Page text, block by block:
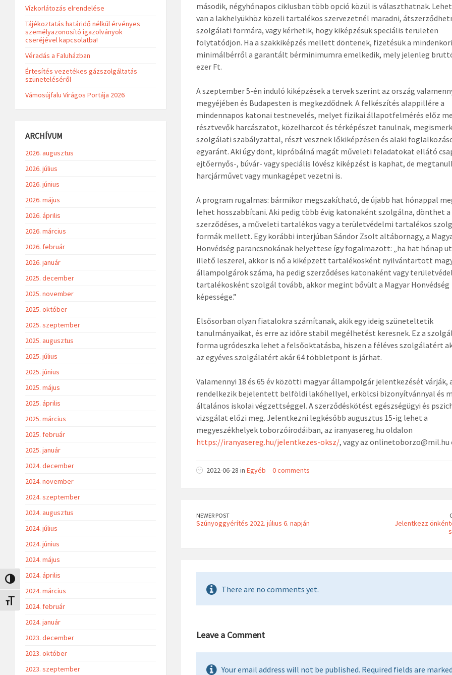
Nagy kontraszt váltása
Betűméret váltása
második, négyhónapos ciklusban több opció közül is választhatnak.
van a lakhelyükhöz közeli tartalékos szervezetnél maradni,
szolgálati formára, vagy kérhetik, hogy kiképzésük speciális területen
folytatódjon. Ha a szakkiképzés mellett döntenek, fizetésük a mindenkori
minimálbérről a garantált bérminimumra emelkedik, mely jelenleg
ezer Ft.
A szeptember 5-én induló kiképzések a tervek szerint az ország
megyéjében és Budapesten is megkezdődnek. A felkészítés alappillére a
mindennapos katonai testnevelés, melyet fizikai állapotfelmérés előz
résztvevők harcászatot, közelharcot és térképészet tanulnak,
szolgálati szabályzattal, részt vesznek lőkiképzésen és alaki
egyaránt. Aki úgy dönt, kipróbálná magát műveleti feladatokat ellátó
ejtőernyős-, búvár- vagy speciális lövész kiképzést is kaphat, de
harcjárművet vagy munkagépet vezetni is.
A program rugalmas: bármikor megszakítható, de újabb hat hónappal
lehet hosszabbítani. Aki pedig több évig katonaként szolgálna, dönthet a
szerződéses, a műveleti tartalékos vagy a területvédelmi tartalékos
formák mellett. Egy korábbi interjúban Sándor Zsolt altábornagy, a
Honvédség parancsnokának helyettese így fogalmazott: „ha hat hónap
illető leszerel, akkor is nő a kiképzett tartalékosként nyilvántartott
állampolgárok száma, ha pedig szerződéses katonaként vagy
tartalékosként szolgál tovább, akkor megint bővült a Magyar Honvédség
képessége.”
Elsősorban olyan fiatalokra számítanak, akik egy ideig szüneteltetik
tanulmányaikat, és erre az időre stabil megélhetést keresnek. Ez a
forma ugródeszka lehet a felsőoktatásba, hiszen a féléves szolgálatért
az egyéves szolgálatért akár 64 többletpont is járhat.
Valamennyi 18 és 65 év közötti magyar állampolgár jelentkezését várják,
rendelkezik bejelentett belföldi lakóhellyel, erkölcsi bizonyítvánnyal és
általános iskolai végzettséggel. A szerződéskötést egészségügyi és
vizsgálat előzi meg. Jelentkezni legkésőbb augusztus 15-ig lehet a
megyeszékhelyek toborzóirodáiban, az iranyasereg.hu oldalon
https://iranyasereg.hu/jelentkezes-oksz/, vagy az onlinetoborzo@mil.hu
2022-06-28 in Egyéb 0 comments
NEWER POST
Szúnyoggyérítés 2022. július 6. napján
Jelentkezz
There are no comments yet.
Leave a Comment
Your email address will not be published. Required fields are
Vízkorlátozás elrendelése
Tájékoztatás határidő nélkül érvényes
személyazonosító igazolványok
cseréjével kapcsolatba!
Véradás a Faluházban
Értesítés vezetékes gázszolgáltatás
szüneteléséről
Vámosújfalu Virágos Portája 2026
ARCHÍVUM
2026. augusztus
2026. július
2026. június
2026. május
2026. április
2026. március
2026. február
2026. január
2025. december
2025. november
2025. október
2025. szeptember
2025. augusztus
2025. július
2025. június
2025. május
2025. április
2025. március
2025. február
2025. január
2024. december
2024. november
2024. szeptember
2024. augusztus
2024. július
2024. június
2024. május
2024. április
2024. március
2024. február
2024. január
2023. december
2023. október
2023. szeptember